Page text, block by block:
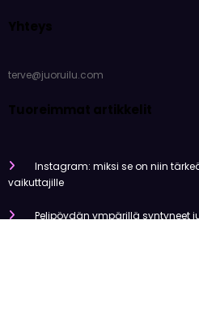
Yhteys
terve@juoruilu.com
Tuoreimmat artikkelit
Instagram: miksi se on niin
vaikuttajille
Pelipöydän ympärillä syntyneet